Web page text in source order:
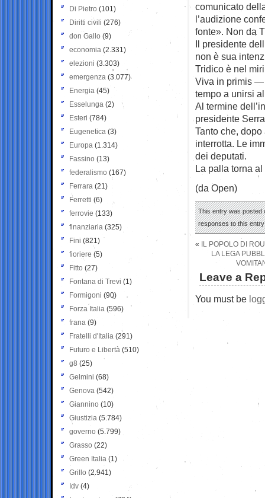
comunicato
l’audizione
fonte». Non da
Il presidente
non è sua
Tridico è nel
Viva in primis —
tempo a unirsi
Al termine
presidente
Tanto che,
interrotta. Le
dei deputati.
La palla torna al
(da Open)
This entry was posted
responses to this
«
IL POPOLO DI
LA LEGA
Leave a
You must be
Di Pietro (101)
Diritti civili (276)
don Gallo (9)
economia (2.331)
elezioni (3.303)
emergenza (3.077)
Energia (45)
Esselunga (2)
Esteri (784)
Eugenetica (3)
Europa (1.314)
Fassino (13)
federalismo (167)
Ferrara (21)
Ferretti (6)
ferrovie (133)
finanziaria (325)
Fini (821)
fioriere (5)
Fitto (27)
Fontana di Trevi (1)
Formigoni (90)
Forza Italia (596)
frana (9)
Fratelli d'Italia (291)
Futuro e Libertà (510)
g8 (25)
Gelmini (68)
Genova (542)
Giannino (10)
Giustizia (5.784)
governo (5.799)
Grasso (22)
Green Italia (1)
Grillo (2.941)
Idv (4)